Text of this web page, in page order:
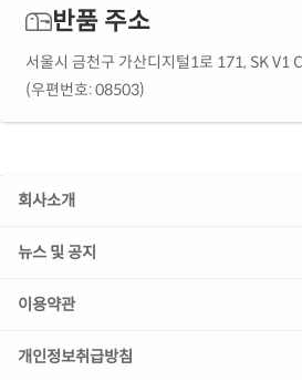
반품 주소
서울시 금천구 가산디지털1로 171, SK V1
(우편번호: 08503)
회사소개
뉴스 및 공지
이용약관
개인정보취급방침